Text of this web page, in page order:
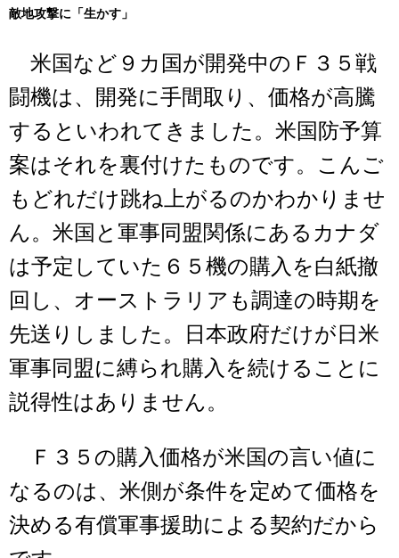
敵地攻撃に「生かす」
米国など９カ国が開発中のＦ３５戦
闘機は、開発に手間取り、価格が高騰
するといわれてきました。米国防予算
案はそれを裏付けたものです。こんご
もどれだけ跳ね上がるのかわかりませ
ん。米国と軍事同盟関係にあるカナダ
は予定していた６５機の購入を白紙撤
回し、オーストラリアも調達の時期を
先送りしました。日本政府だけが日米
軍事同盟に縛られ購入を続けることに
説得性はありません。
Ｆ３５の購入価格が米国の言い値に
なるのは、米側が条件を定めて価格を
決める有償軍事援助による契約だから